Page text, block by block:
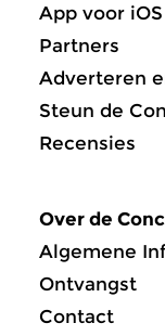
App voor
Partners
Adverteren
Steun de
Recensies
Over de
Algemene
Ontvangst
Contact